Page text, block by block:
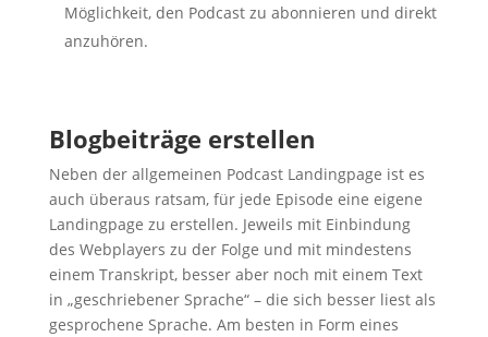
Möglichkeit, den Podcast zu abonnieren und direkt
anzuhören.
Blogbeiträge erstellen
Neben der allgemeinen Podcast Landingpage ist es
auch überaus ratsam, für jede Episode eine eigene
Landingpage zu erstellen. Jeweils mit Einbindung
des Webplayers zu der Folge und mit mindestens
einem Transkript, besser aber noch mit einem Text
in „geschriebener Sprache“ – die sich besser liest als
gesprochene Sprache. Am besten in Form eines